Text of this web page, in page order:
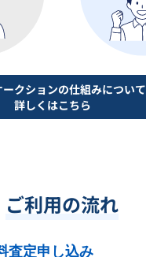
クションの仕組みについて
詳しくはこちら
ご利用の流れ
査定申し込み